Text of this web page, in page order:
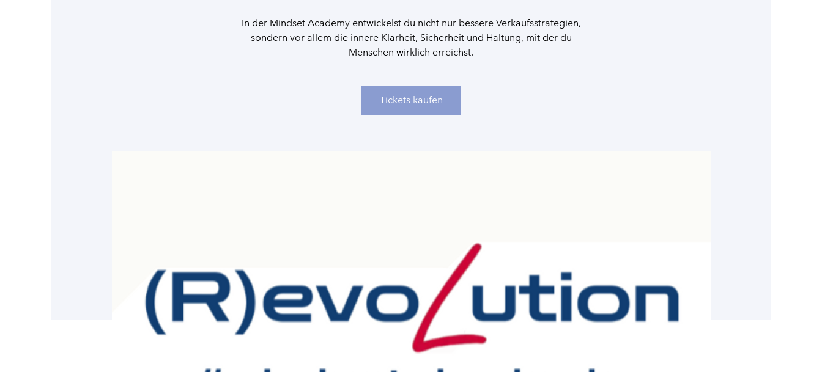
In der Mindset Academy entwickelst du nicht nur bessere Verkaufsstrategien,
sondern vor allem die innere Klarheit, Sicherheit und Haltung, mit der du
Menschen wirklich erreichst.
Tickets kaufen